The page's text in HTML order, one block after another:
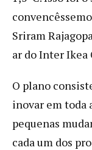
Sriram
ar do Inter Ikea
O plano
inovar em toda
pequenas
cada um dos